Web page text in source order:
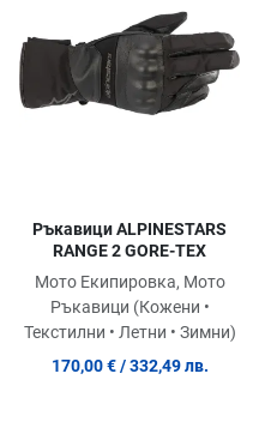
Quick View
Ръкавици ALPINESTARS
RANGE 2 GORE-TEX
Мото Екипировка, Мото
Ръкавици (Кожени •
Текстилни • Летни • Зимни)
170,00 € / 332,49 лв.